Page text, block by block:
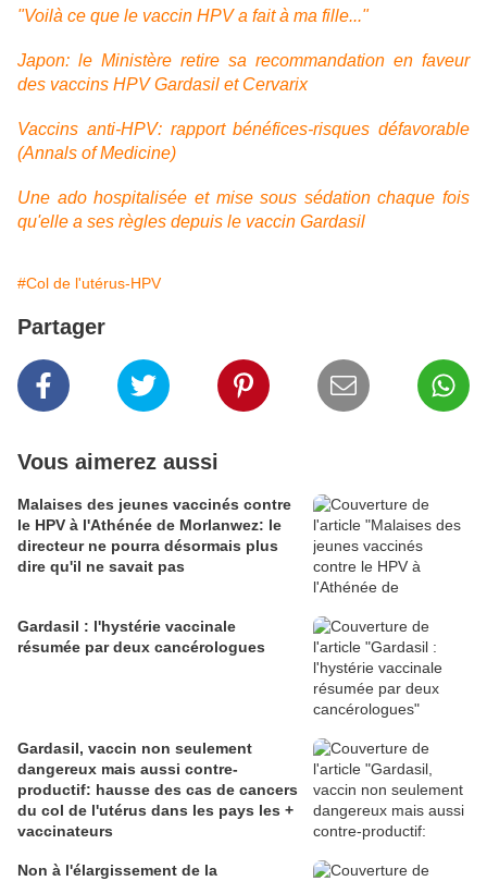
"Voilà ce que le vaccin HPV a fait à ma fille..."
Japon: le Ministère retire sa recommandation en faveur
des vaccins HPV Gardasil et Cervarix
Vaccins anti-HPV: rapport bénéfices-risques défavorable
(Annals of Medicine)
Une ado hospitalisée et mise sous sédation chaque fois
qu'elle a ses règles depuis le vaccin Gardasil
#Col de l'utérus-HPV
Partager
Vous aimerez aussi
Malaises des jeunes vaccinés contre
le HPV à l'Athénée de Morlanwez: le
directeur ne pourra désormais plus
dire qu'il ne savait pas
Gardasil : l'hystérie vaccinale
résumée par deux cancérologues
Gardasil, vaccin non seulement
dangereux mais aussi contre-
productif: hausse des cas de cancers
du col de l'utérus dans les pays les +
vaccinateurs
Non à l'élargissement de la